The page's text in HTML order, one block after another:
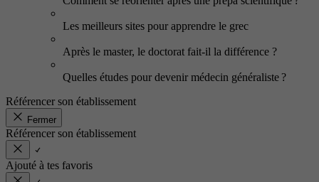
Les meilleurs sites pour apprendre le grec
Après le master, le doctorat fait-il la différence ?
Quelles études pour devenir médecin généraliste ?
Référencer son établissement
Fermer
Référencer son établissement
Ajouté à tes favoris